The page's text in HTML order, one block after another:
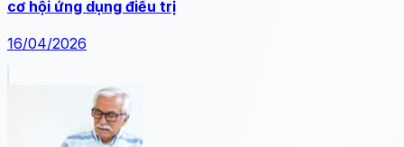
cơ hội ứng dụng điều trị
16/04/2026